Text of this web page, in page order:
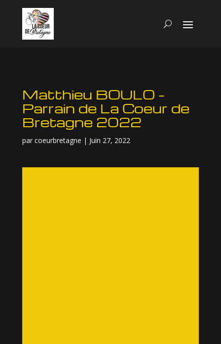
Matthieu BOULO –
Parrain de La Coeur de
Bretagne 2022
par coeurbretagne | Juin 27, 2022